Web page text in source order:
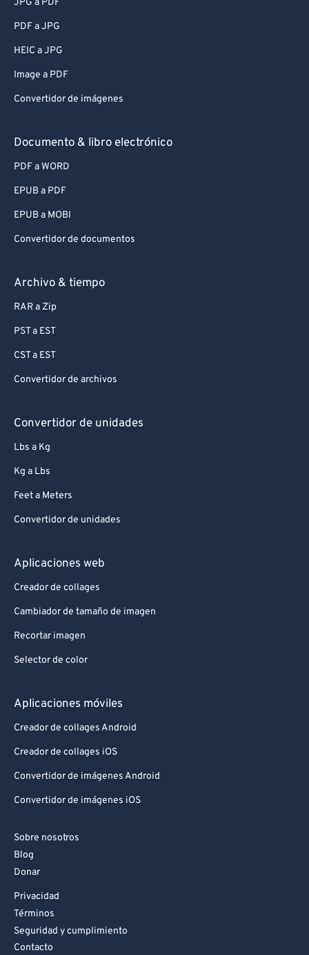
JPG a PDF
PDF a JPG
HEIC a JPG
Image a PDF
Convertidor de imágenes
Documento & libro electrónico
PDF a WORD
EPUB a PDF
EPUB a MOBI
Convertidor de documentos
Archivo & tiempo
RAR a Zip
PST a EST
CST a EST
Convertidor de archivos
Convertidor de unidades
Lbs a Kg
Kg a Lbs
Feet a Meters
Convertidor de unidades
Aplicaciones web
Creador de collages
Cambiador de tamaño de imagen
Recortar imagen
Selector de color
Aplicaciones móviles
Creador de collages Android
Creador de collages iOS
Convertidor de imágenes Android
Convertidor de imágenes iOS
Sobre nosotros
Blog
Donar
Privacidad
Términos
Seguridad y cumplimiento
Contacto